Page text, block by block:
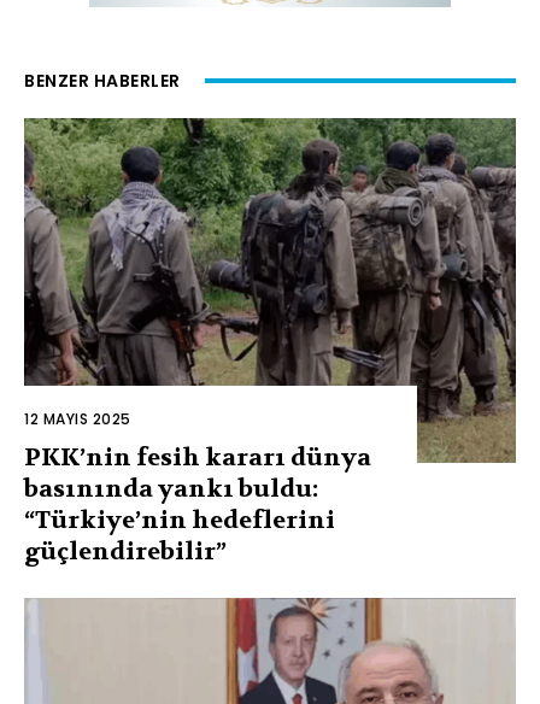
BENZER HABERLER
12 MAYIS 2025
PKK’nin fesih kararı dünya
basınında yankı buldu:
“Türkiye’nin hedeflerini
güçlendirebilir”